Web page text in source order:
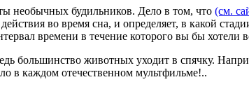
необычных будильников. Дело в том, что (см.
во время сна, и определяет, в какой
времени в течение которого вы бы
большинство животных уходит в спячку.
в каждом отечественном мультфильме!..